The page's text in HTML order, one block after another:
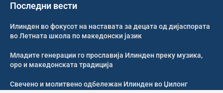
Последни вести
Илинден во фокусот на наставата за децата од дијаспората
во Летната школа по македонски јазик
Младите генерации го прославија Илинден преку музика,
оро и македонската традиција
Свечено и молитвено одбележан Илинден во Џилонг